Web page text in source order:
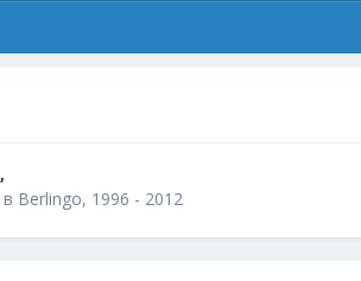
,
в Berlingo, 1996 - 2012